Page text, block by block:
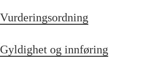
Vurderingsordning
Gyldighet og innføring